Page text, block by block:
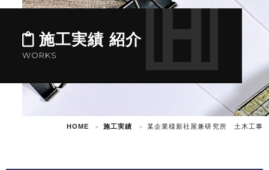
施工実績 紹介
WORKS
HOME 施工実績 某企業様新社屋兼研究所 土木工事